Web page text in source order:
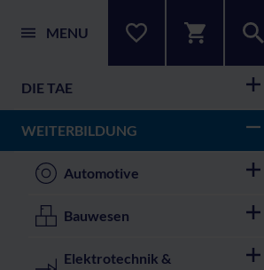
MENU
DIE TAE
WEITERBILDUNG
Automotive
Bauwesen
Elektrotechnik &